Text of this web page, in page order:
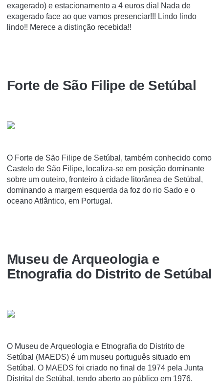
exagerado) e estacionamento a 4 euros dia! Nada de
exagerado face ao que vamos presenciar!!! Lindo lindo
lindo!! Merece a distinção recebida!!
Forte de São Filipe de Setúbal
O Forte de São Filipe de Setúbal, também conhecido como
Castelo de São Filipe, localiza-se em posição dominante
sobre um outeiro, fronteiro à cidade litorânea de Setúbal,
dominando a margem esquerda da foz do rio Sado e o
oceano Atlântico, em Portugal.
Museu de Arqueologia e
Etnografia do Distrito de Setúbal
O Museu de Arqueologia e Etnografia do Distrito de
Setúbal (MAEDS) é um museu português situado em
Setúbal. O MAEDS foi criado no final de 1974 pela Junta
Distrital de Setúbal, tendo aberto ao público em 1976.